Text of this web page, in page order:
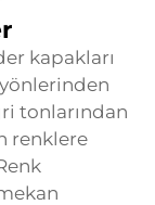
kapakları
tonlarından
renklere